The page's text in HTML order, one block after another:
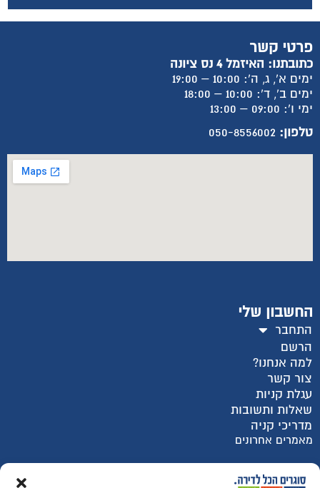
פרטי קשר
כתובתנו: האיזמל 4 נס ציונה
ימים א', ג, ה': 10:00 – 19:00
ימים ב', ד': 10:00 – 18:00
ימי ו': 09:00 – 13:00
טלפון: 050-8556002
החשבון שלי
התחבר
הרשם
למה אנחנו?
צור קשר
עגלת קניות
שאלות ותשובות
מדריכי קניה
מאמרים אחרונים